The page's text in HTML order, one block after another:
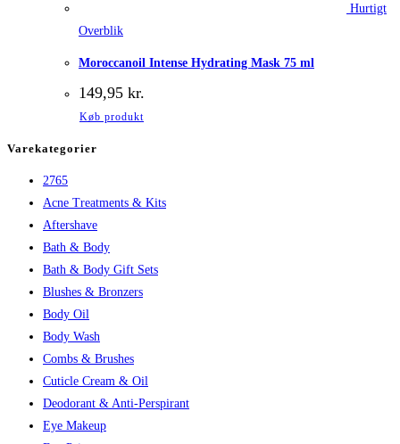
Hurtigt
Overblik
Moroccanoil Intense Hydrating Mask 75 ml
149,95 kr.
Køb produkt
Varekategorier
2765
Acne Treatments & Kits
Aftershave
Bath & Body
Bath & Body Gift Sets
Blushes & Bronzers
Body Oil
Body Wash
Combs & Brushes
Cuticle Cream & Oil
Deodorant & Anti-Perspirant
Eye Makeup